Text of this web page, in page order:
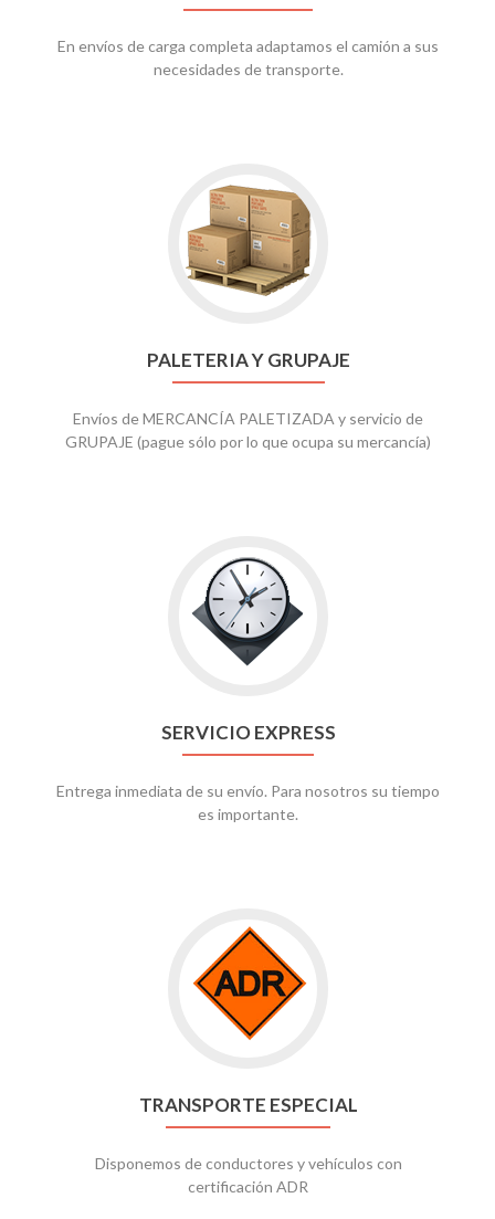
En envíos de carga completa adaptamos el camión a sus
necesidades de transporte.
PALETERIA Y GRUPAJE
Envíos de MERCANCÍA PALETIZADA y servicio de
GRUPAJE (pague sólo por lo que ocupa su mercancía)
SERVICIO EXPRESS
Entrega inmediata de su envío. Para nosotros su tiempo
es importante.
TRANSPORTE ESPECIAL
Disponemos de conductores y vehículos con
certificación ADR